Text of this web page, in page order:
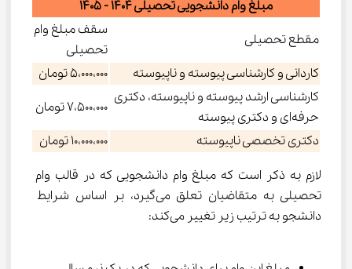
مبلغ وام دانشجویی تحصیلی 1404 - 1405
مقطع تحصیلی
سقف مبلغ وام
تحصیلی
کاردانی و کارشناسی پیوسته و ناپیوسته
5،000،000 تومان
کارشناسی ارشد پیوسته و ناپیوسته، دکتری
حرفه‌ای و دکتری پیوسته
7،500،000 تومان
دکتری تخصصی ناپیوسته
10،000،000 تومان
لازم به ذکر است که مبلغ وام دانشجویی که در قالب وام
تحصیلی به متقاضیان تعلق می‌گیرد، بر اساس شرایط
دانشجو به ترتیب زیر تغییر می‌کند: